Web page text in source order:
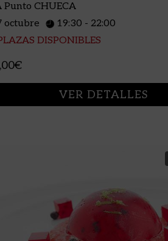
Punto CHUECA
octubre
19:30 - 22:00
DISPONIBLES
VER DETALLES